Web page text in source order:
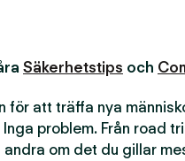
Säkerhetstips och
för att träffa nya
problem. Från road
om det du gillar